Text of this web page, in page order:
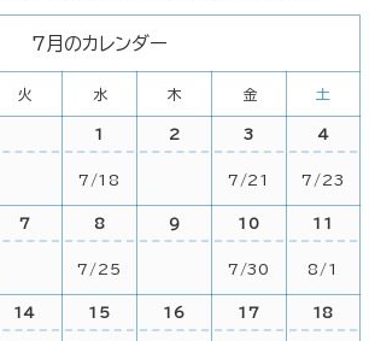
7月のカレンダー
火 水 木 金 土
1
7/18
2 3
7/21
4
7/23
7 8
7/25
9 10
7/30
11
8/1
14 15 16 17 18